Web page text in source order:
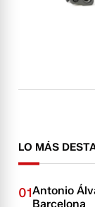
LO MÁS
01Antonio
Barcelona